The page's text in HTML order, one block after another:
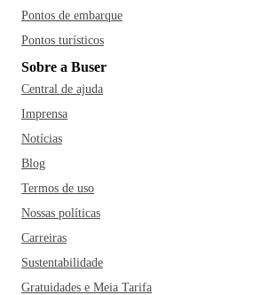
Pontos de embarque
Pontos turísticos
Sobre a Buser
Central de ajuda
Imprensa
Notícias
Blog
Termos de uso
Nossas políticas
Carreiras
Sustentabilidade
Gratuidades e Meia Tarifa